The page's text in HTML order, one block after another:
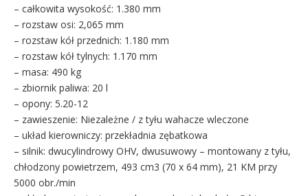
– całkowita wysokość: 1.380 mm
– rozstaw osi: 2,065 mm
– rozstaw kół przednich: 1.180 mm
– rozstaw kół tylnych: 1.170 mm
– masa: 490 kg
– zbiornik paliwa: 20 l
– opony: 5.20-12
– zawieszenie: Niezależne / z tyłu wahacze wleczone
– układ kierowniczy: przekładnia zębatkowa
– silnik: dwucylindrowy OHV, dwusuwowy – montowany z tyłu,
chłodzony powietrzem, 493 cm3 (70 x 64 mm), 21 KM przy
5000 obr./min